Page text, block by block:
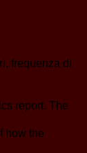
frequenza di
report. The
how the